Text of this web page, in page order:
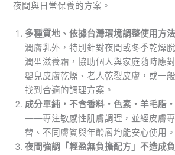
夜間與日常保養的方案。
多種質地、依據台灣環境調整使用方
潤膚乳外，特別針對夜間或冬季乾燥
潤型滋養霜，協助個人與家庭隨時應
嬰兒皮膚乾燥、老人乾裂皮膚，或一
找到合適的調理方案。
成分單純，不含香料・色素・羊毛脂
——專注敏感性肌膚調理，並經皮膚
替、不同膚質與年齡層均能安心使用。
夜間強調「輕盈無負擔配方」不造成